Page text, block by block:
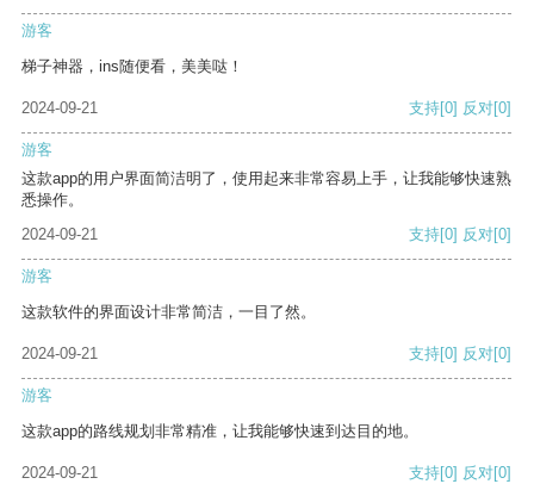
游客
梯子神器，ins随便看，美美哒！
2024-09-21 支持[0] 反对[0]
游客
这款app的用户界面简洁明了，使用起来非常容易上手，让我能够快速熟
悉操作。
2024-09-21
支持[0] 反对[0]
游客
这款软件的界面设计非常简洁，一目了然。
2024-09-21 支持[0] 反对[0]
游客
这款app的路线规划非常精准，让我能够快速到达目的地。
2024-09-21 支持[0] 反对[0]